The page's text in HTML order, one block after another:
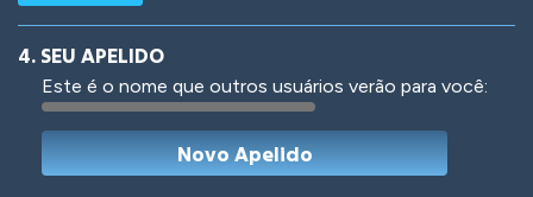
Woof Jungle Cats
4. SEU APELIDO
Este é o nome que outros usuários verão para você: